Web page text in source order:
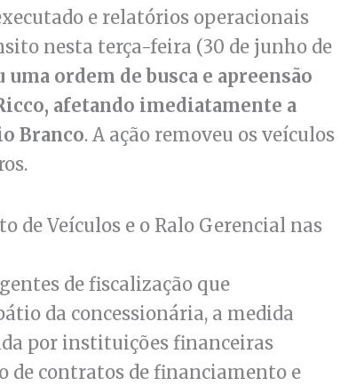
e relatórios operacionais
nesta terça-feira (30 de junho de
ordem de busca e apreensão
afetando imediatamente a
Branco. A ação removeu os veículos
de Veículos e o Ralo Gerencial nas
de fiscalização que
da concessionária, a medida
por instituições financeiras
de contratos de financiamento e